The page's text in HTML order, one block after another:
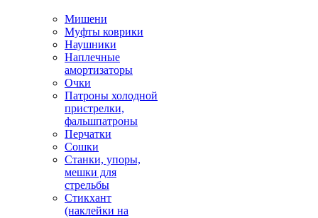
Мишени
Муфты коврики
Наушники
Наплечные
амортизаторы
Очки
Патроны холодной
пристрелки,
фальшпатроны
Перчатки
Сошки
Станки, упоры,
мешки для
стрельбы
Стикхант
(наклейки на